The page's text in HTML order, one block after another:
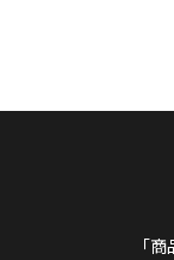
「